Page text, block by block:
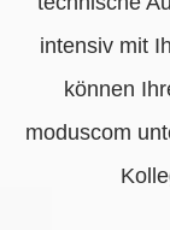
intensiv mit
können
moduscom